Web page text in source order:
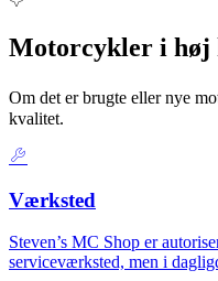
Motorcykler i høj
Om det er brugte eller nye
kvalitet.
Værksted
Steven’s MC Shop er
serviceværksted, men i